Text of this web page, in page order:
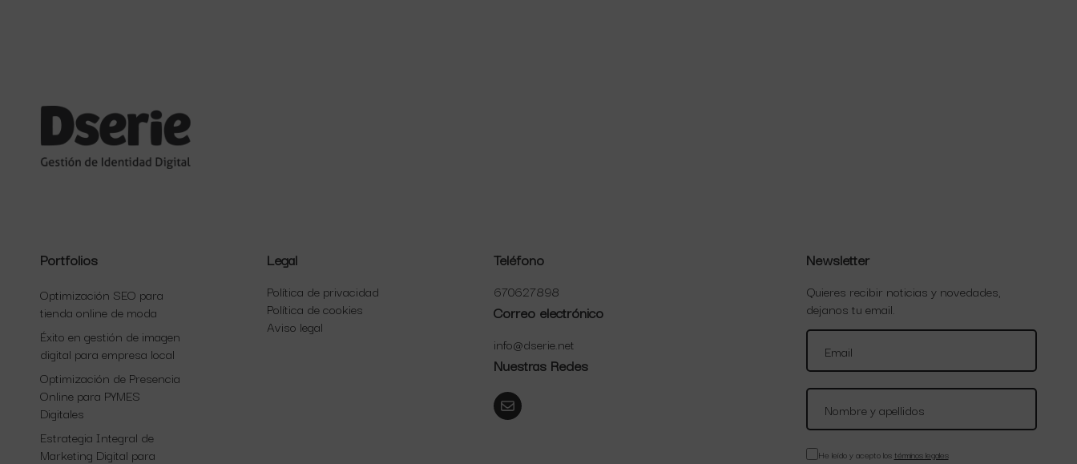
Portfolios
Optimización SEO para
tienda online de moda
Éxito en gestión de imagen
digital para empresa local
Optimización de Presencia
Online para PYMES
Digitales
Estrategia Integral de
Marketing Digital para
Legal
Política de privacidad
Política de cookies
Aviso legal
Teléfono
670627898
Correo electrónico
info@dserie.net
Nuestras Redes
Newsletter
Quieres recibir noticias y novedades,
dejanos tu email.
He leído y acepto los términos legales